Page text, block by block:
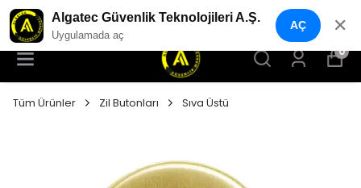
YENI NESIL GÜVENLIK GEÇIŞ SISTEMLERI
0
Tüm Ürünler Zil Butonları Sıva Üstü
Algatec Güvenlik Teknolojileri A.Ş.
Uygulamada aç
AÇ ✕